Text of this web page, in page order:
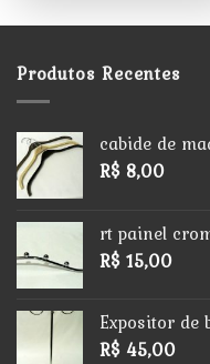
Produtos Recentes
cabide de
R$ 8,00
rt painel
R$ 15,00
Expositor de
R$ 45,00